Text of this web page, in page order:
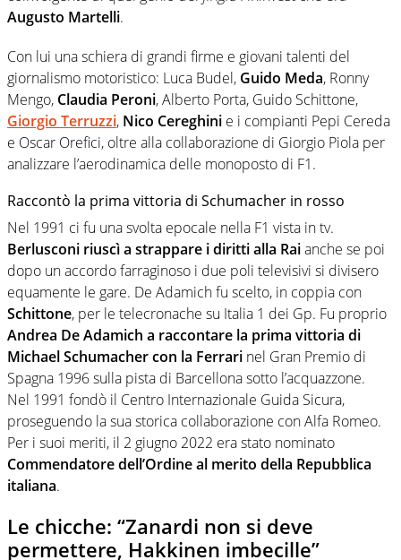
Augusto Martelli.
Con lui una schiera di grandi firme e giovani talenti del
giornalismo motoristico: Luca Budel, Guido Meda, Ronny
Mengo, Claudia Peroni, Alberto Porta, Guido Schittone,
Giorgio Terruzzi, Nico Cereghini e i compianti Pepi Cereda
e Oscar Orefici, oltre alla collaborazione di Giorgio Piola per
analizzare l’aerodinamica delle monoposto di F1.
Raccontò la prima vittoria di Schumacher in rosso
Nel 1991 ci fu una svolta epocale nella F1 vista in tv.
Berlusconi riuscì a strappare i diritti alla Raianche se poi
dopo un accordo farraginoso i due poli televisivi si divisero
equamente le gare. De Adamich fu scelto, in coppia con
Schittone, per le telecronache su Italia 1 dei Gp. Fu proprio
Andrea De Adamich a raccontare la prima vittoria di
Michael Schumacher con la Ferrari nel Gran Premio di
Spagna 1996 sulla pista di Barcellona sotto l’acquazzone.
Nel 1991 fondò il Centro Internazionale Guida Sicura,
proseguendo la sua storica collaborazione con Alfa Romeo.
Per i suoi meriti, il 2 giugno 2022 era stato nominato
Commendatore dell’Ordine al merito della Repubblica
italiana.
Le chicche: “Zanardi non si deve
permettere, Hakkinen imbecille”